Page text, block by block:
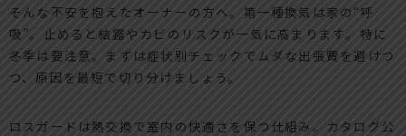
そんな不安を抱えたオーナーの方へ。第一種換気は家の“呼
吸”。止めると結露やカビのリスクが一気に高まります。特に
冬季は要注意。まずは症状別チェックでムダな出張費を避けつ
つ、原因を最短で切り分けましょう。
ロスガードは熱交換で室内の快適さを保つ仕組み。カタログ公